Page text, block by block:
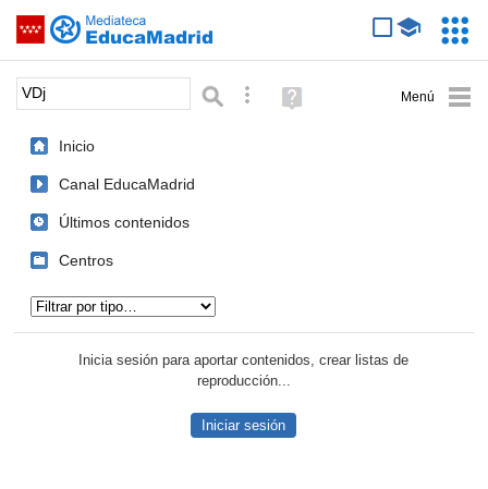
Saltar navegación
Palabra o frase: Búsqueda avanzada
Ayuda
(en
Inicio
Canal EducaMadrid
Últimos contenidos
Centros
Inicia sesión para aportar contenidos, crear listas de
reproducción...
Iniciar sesión